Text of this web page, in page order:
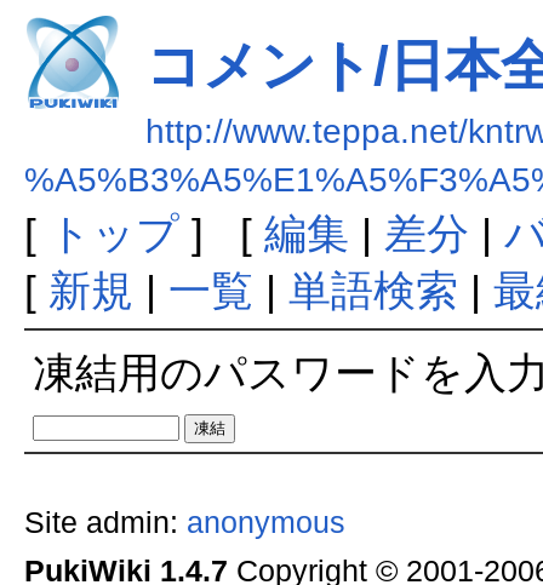
コメント/日本
http://www.teppa.net/
[ トップ] [ 編集 | 差分 |
[ 新規 | 一覧 | 単語検索 |
凍結用のパスワードを入
Site admin: anonymous
PukiWiki 1.4.7 Copyright © 2001-